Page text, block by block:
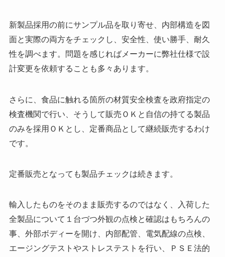
新製品採用の前にサンプル品を取り寄せ、内部構造を図
面と実際の両方をチェックし、安全性、使い勝手、耐久
性を調べます。問題を感じればメーカーに弊社仕様で設
計変更を依頼することも多々あります。
さらに、食品に触れる箇所の材質安全検査を政府指定の
検査機関で行い、そうして販売ＯＫと自信の持てる製品
のみを採用ＯＫとし、定番商品として継続販売するわけ
です。
定番販売となっても製品チェックは続きます。
輸入したものをそのまま販売するのではなく、入荷した
全製品について１台づつ外観の点検と確認はもちろんの
事、外部ボディーを開け、内部配管、電気配線の点検、
エージングテストやストレステストを行い、ＰＳＥ法的